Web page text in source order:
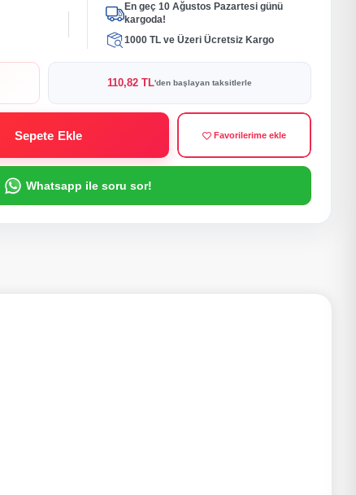
En geç 10 Ağustos Pazartesi günü
kargoda!
1000 TL ve Üzeri Ücretsiz Kargo
110,82 TL'den başlayan taksitlerle
Sepete Ekle Favorilerime ekle
Whatsapp ile soru sor!